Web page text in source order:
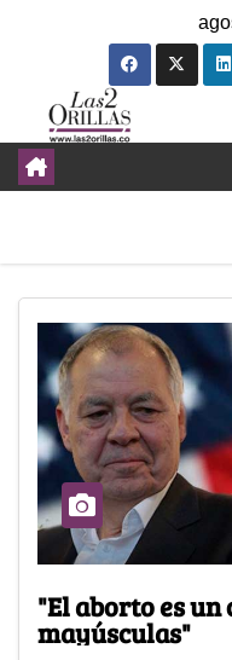
"El aborto es
mayúsculas"